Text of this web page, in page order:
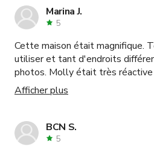
Marina J.
5
Cette maison était magnifique.
utiliser et tant d'endroits
photos. Molly était très réactive
recommanderais absolument.
Afficher plus
BCN S.
5